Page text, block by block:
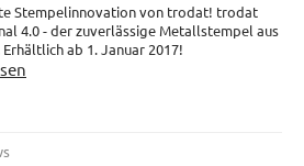
Stempelinnovation von trodat! trodat
4.0 - der zuverlässige Metallstempel aus
ab 1. Januar 2017!